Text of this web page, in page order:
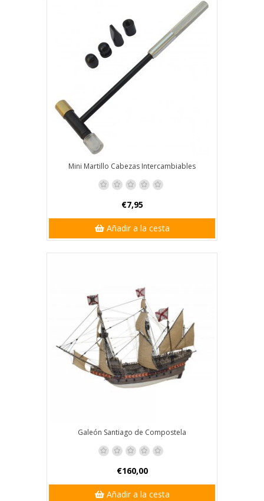
Mini Martillo Cabezas Intercambiables
€7,95
Añadir a la cesta
Galeón Santiago de Compostela
€160,00
Añadir a la cesta